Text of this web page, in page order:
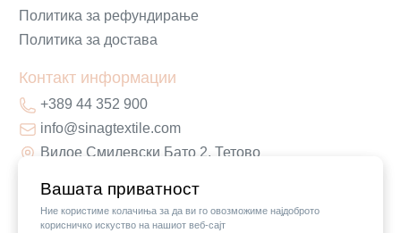
Вашата приватност
Ние користиме колачиња за да ви го овозможиме најдоброто
корисничко искуство на нашиот веб-сајт
Политика за рефундирање
Политика за достава
Контакт информации
+389 44 352 900
info@sinagtextile.com
Видое Смилевски Бато 2, Тетово